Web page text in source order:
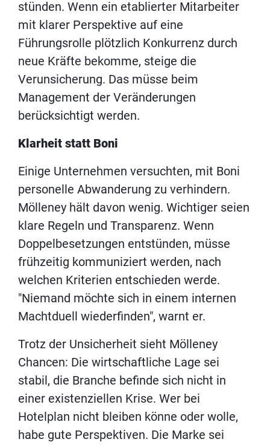
stünden. Wenn ein etablierter Mitarbeiter
mit klarer Perspektive auf eine
Führungsrolle plötzlich Konkurrenz durch
neue Kräfte bekomme, steige die
Verunsicherung. Das müsse beim
Management der Veränderungen
berücksichtigt werden.
Klarheit statt Boni
Einige Unternehmen versuchten, mit Boni
personelle Abwanderung zu verhindern.
Mölleney hält davon wenig. Wichtiger seien
klare Regeln und Transparenz. Wenn
Doppelbesetzungen entstünden, müsse
frühzeitig kommuniziert werden, nach
welchen Kriterien entschieden werde.
"Niemand möchte sich in einem internen
Machtduell wiederfinden", warnt er.
Trotz der Unsicherheit sieht Mölleney
Chancen: Die wirtschaftliche Lage sei
stabil, die Branche befinde sich nicht in
einer existenziellen Krise. Wer bei
Hotelplan nicht bleiben könne oder wolle,
habe gute Perspektiven. Die Marke sei